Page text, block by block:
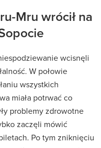
Mru wrócił na
wcisnęli
W połowie
wszystkich
miała potrwać co
problemy zdrowotne
zaczęli mówić
Po tym zniknięciu